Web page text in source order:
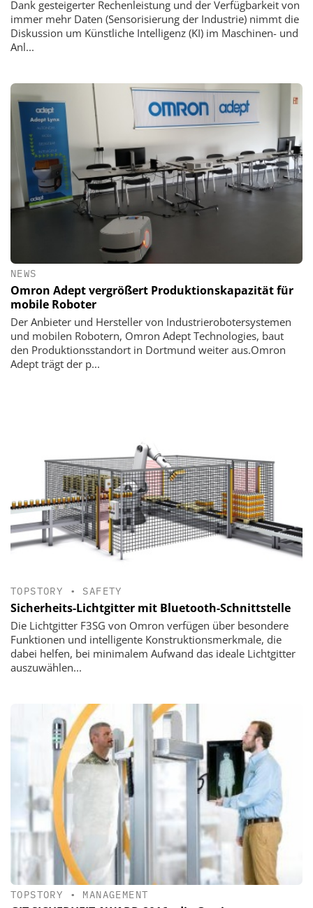
Dank gesteigerter Rechenleistung und der Verfügbarkeit von
immer mehr Daten (Sensorisierung der Industrie) nimmt die
Diskussion um Künstliche Intelligenz (KI) im Maschinen- und
Anl...
NEWS
Omron Adept vergrößert Produktionskapazität für
mobile Roboter
Der Anbieter und Hersteller von Industrierobotersystemen
und mobilen Robotern, Omron Adept Technologies, baut
den Produktionsstandort in Dortmund weiter aus.Omron
Adept trägt der p...
TOPSTORY • SAFETY
Sicherheits-Lichtgitter mit Bluetooth-Schnittstelle
Die Lichtgitter F3SG von Omron verfügen über besondere
Funktionen und intelligente Konstruktionsmerkmale, die
dabei helfen, bei minimalem Aufwand das ideale Lichtgitter
auszuwählen...
TOPSTORY • MANAGEMENT